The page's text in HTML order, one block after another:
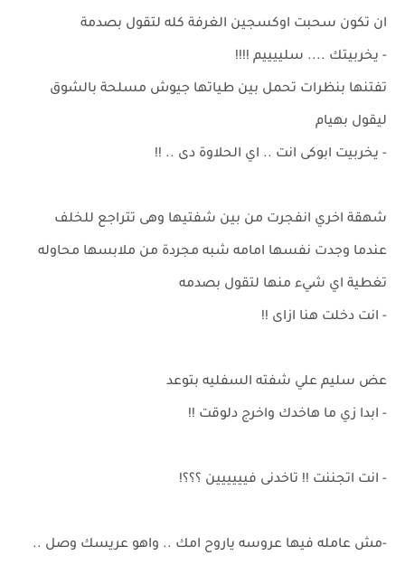
ان تكون سحبت اوكسجين الغرفة كله لتقول بصدمة
- يخربيتك .... سلييييم !!!!
تفتنها بنظرات تحمل بين طياتها جيوش مسلحة بالشوق
ليقول بهيام
- يخربيت ابوكى انت .. اي الحلاوة دى .. !!
شهقة اخري انفجرت من بين شفتيها وهى تتراجع للخلف
عندما وجدت نفسها امامه شبه مجردة من ملابسها محاوله
تغطية اي شيء منها لتقول بصدمه
- انت دخلت هنا ازاى !!
عض سليم علي شفته السفليه بتوعد
- ابدا زي ما هاخدك واخرج دلوقت !!
- انت اتجننت !! تاخدنى فيييييين ؟؟؟!
-مش عامله فيها عروسه ياروح امك .. واهو عريسك وصل ..